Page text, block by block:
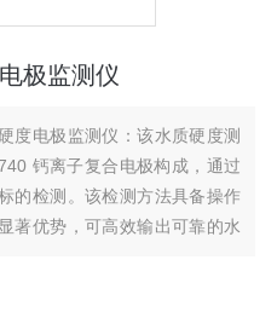
极监测仪
度电极监测仪：该水质硬度测
钙离子复合电极构成，通过
的检测。该检测方法具备操作
著优势，可高效输出可靠的水